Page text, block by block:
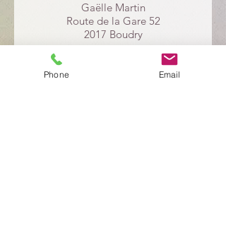
Gaëlle Martin
Route de la Gare 52
2017 Boudry
Phone Email